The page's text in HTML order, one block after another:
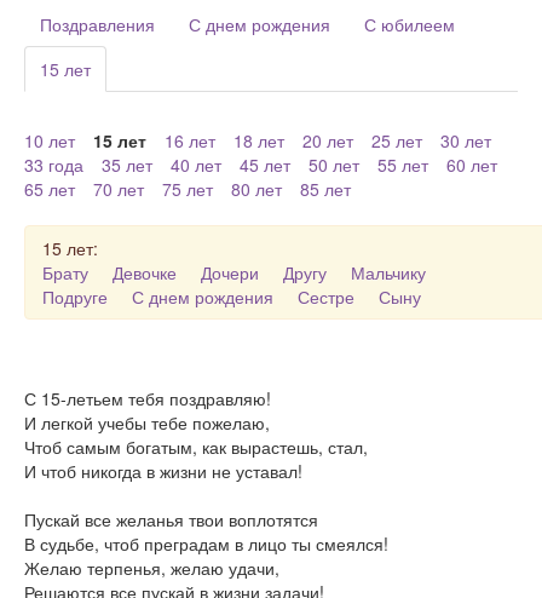
Поздравления С днем рождения
С юбилеем
15 лет
10 лет 15 лет 16 лет 18 лет 20 лет 25 лет
30 лет
33 года
35 лет 40 лет 45 лет 50 лет 55 лет
60 лет
65 лет
70 лет 75 лет 80 лет 85 лет
15 лет:
Брату
Девочке Дочери Другу
Мальчику
Подруге
С днем рождения Сестре Сыну
С 15-летьем тебя поздравляю!
И легкой учебы тебе пожелаю,
Чтоб самым богатым, как вырастешь, стал,
И чтоб никогда в жизни не уставал!
Пускай все желанья твои воплотятся
В судьбе, чтоб преградам в лицо ты смеялся!
Желаю терпенья, желаю удачи,
Решаются все пускай в жизни задачи!